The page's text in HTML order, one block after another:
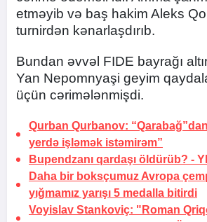
etməyib və baş hakim Aleks
turnirdən kənarlaşdırıb.
Bundan əvvəl FIDE bayrağı
Yan Nepomnyaşi geyim
üçün cərimələnmişdi.
Qurban Qurbanov:
yerdə işləmək istəmirəm”
Bupendzanı qardaşı öldürüb? -
Daha bir boksçumuz Avropa
yığmamız yarışı 5 medalla bitirdi
Voyislav Stankoviç: "Roman